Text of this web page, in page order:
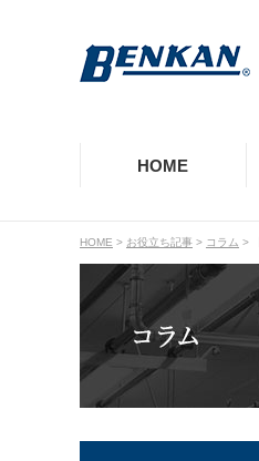
HOME
製品
モルコ
EGジョ
資料
カタロ
提供
品質の保
事例
施設別
お役
価値情
企業
企業理
お客
よくあ
工事店
HOME > お役立ち記事 > コラム >